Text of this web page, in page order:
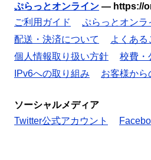
ぷらっとオンライン — https://
ご利用ガイド
ぷらっとオンラ
配送・決済について
よくある
個人情報取り扱い方針
校費・
IPv6への取り組み
お客様から
ソーシャルメディア
Twitter公式アカウント